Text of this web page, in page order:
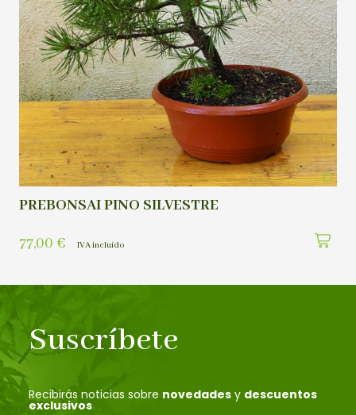
PREBONSAI PINO SILVESTRE
77,00 € IVA incluído
Suscríbete
Recibirás noticias sobre novedades y descuentos
exclusivos